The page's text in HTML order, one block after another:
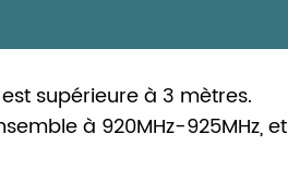
supérieure à 3 mètres.
à 920MHz-925MHz, et